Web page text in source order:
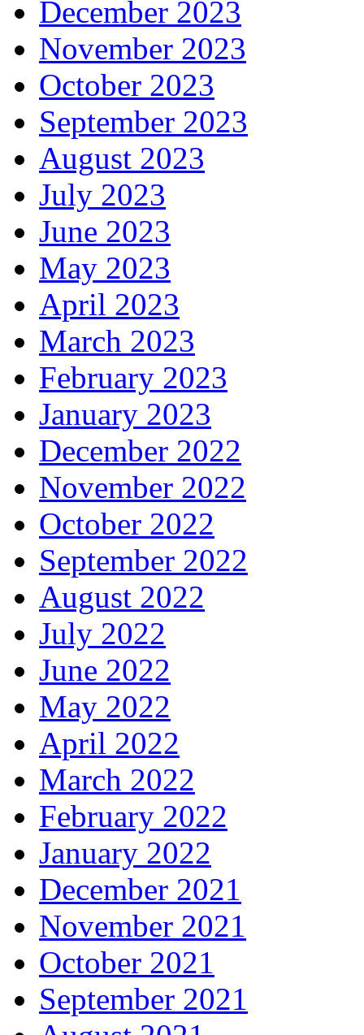
December 2023
November 2023
October 2023
September 2023
August 2023
July 2023
June 2023
May 2023
April 2023
March 2023
February 2023
January 2023
December 2022
November 2022
October 2022
September 2022
August 2022
July 2022
June 2022
May 2022
April 2022
March 2022
February 2022
January 2022
December 2021
November 2021
October 2021
September 2021